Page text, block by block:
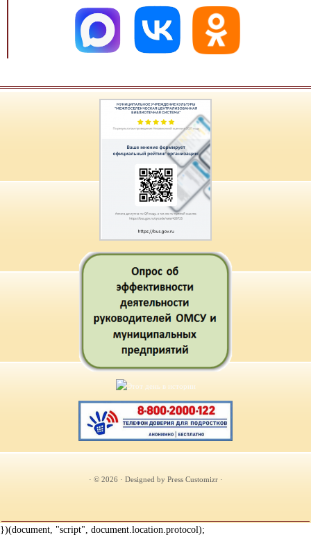
· © 2026 · Designed by Press Customizr·
})(document, "script", document.location.protocol);